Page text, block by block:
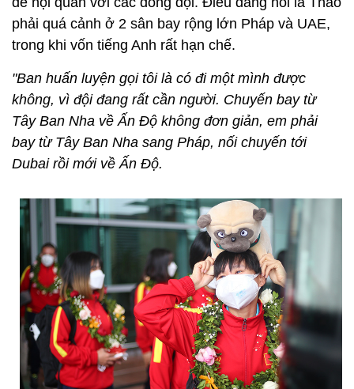
phải quá cảnh ở 2 sân bay rộng lớn Pháp và UAE,
trong khi vốn tiếng Anh rất hạn chế.
"Ban huấn luyện gọi tôi là có đi một mình được
không, vì đội đang rất cần người. Chuyến bay từ
Tây Ban Nha về Ấn Độ không đơn giản, em phải
bay từ Tây Ban Nha sang Pháp, nối chuyến tới
Dubai rồi mới về Ấn Độ.